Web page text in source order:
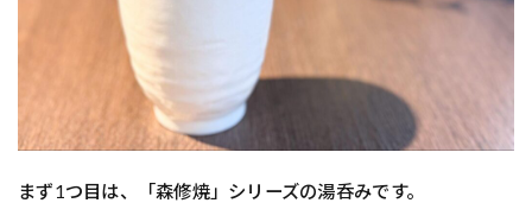
まず1つ目は、「森修焼」シリーズの湯呑みです。